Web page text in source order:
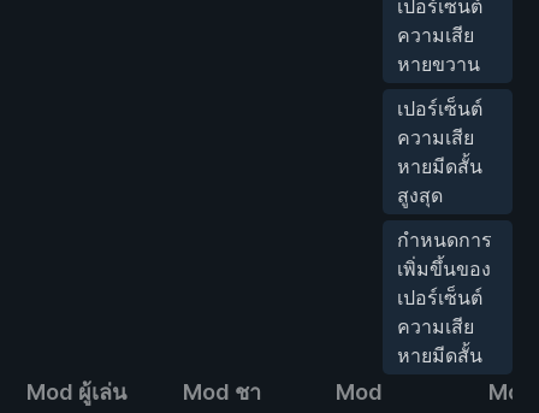
เปอร์เซ็นต์
ความเสีย
หายขวาน
เปอร์เซ็นต์
ความเสีย
หายมีดสั้น
สูงสุด
กำหนดการ
เพิ่มขึ้นของ
เปอร์เซ็นต์
ความเสีย
หายมีดสั้น
Mod ผู้เล่น
Mod ชา
Mod